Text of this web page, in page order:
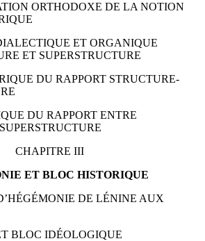
ORTHODOXE DE LA NOTION
ET ORGANIQUE
ET SUPERSTRUCTURE
DU RAPPORT STRUCTURE-
DU RAPPORT ENTRE
CHAPITRE III
ET BLOC HISTORIQUE
DE LÉNINE AUX
BLOC IDÉOLOGIQUE